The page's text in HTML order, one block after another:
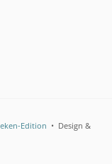
Edition • Design &